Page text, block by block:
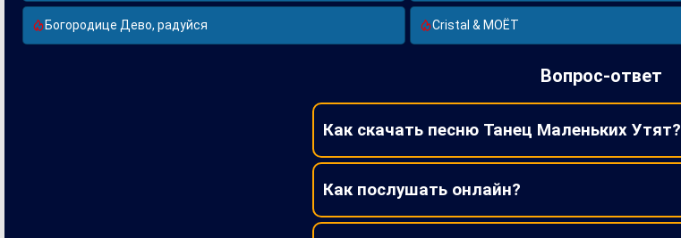
Богородице Дево, радуйся Cristal & МОЁТ
Вопрос-ответ
Как скачать песню Танец Маленьких Утят?
Как послушать онлайн?